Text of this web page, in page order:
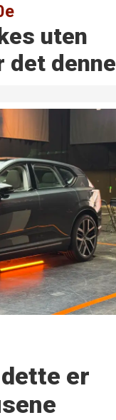
uten
denne
er